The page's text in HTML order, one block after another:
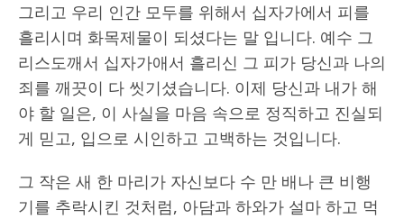
그리고 우리 인간 모두를 위해서 십자가에서 피를
흘리시며 화목제물이 되셨다는 말 입니다. 예수 그
리스도깨서 십자가애서 흘리신 그 피가 당신과 나의
죄를 깨끗이 다 씻기셨습니다. 이제 당신과 내가 해
야 할 일은, 이 사실을 마음 속으로 정직하고 진실되
게 믿고, 입으로 시인하고 고백하는 것입니다.
그 작은 새 한 마리가 자신보다 수 만 배나 큰 비행
기를 추락시킨 것처럼, 아담과 하와가 설마 하고 먹